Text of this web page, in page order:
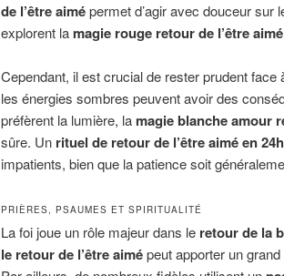
de l’être aimépermet d’agir avec douceur sur
explorent la magie rouge retour de l’être aimé
Cependant, il est crucial de rester prudent face
les énergies sombres peuvent avoir des
préfèrent la lumière, la magie blanche amour
sûre. Un rituel de retour de l’être aimé en 24h
impatients, bien que la patience soit
PRIÈRES, PSAUMES ET SPIRITUALITÉ
La foi joue un rôle majeur dans le retour de la
le retour de l’être aimépeut apporter un